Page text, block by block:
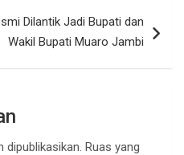
Dilantik Jadi Bupati dan
Wakil Bupati Muaro Jambi
dipublikasikan. Ruas yang